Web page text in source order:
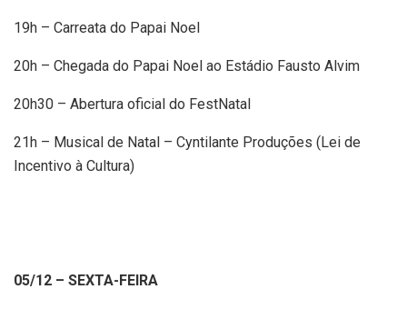
19h – Carreata do Papai Noel
20h – Chegada do Papai Noel ao Estádio Fausto Alvim
20h30 – Abertura oficial do FestNatal
21h – Musical de Natal – Cyntilante Produções (Lei de
Incentivo à Cultura)
05/12 – SEXTA-FEIRA